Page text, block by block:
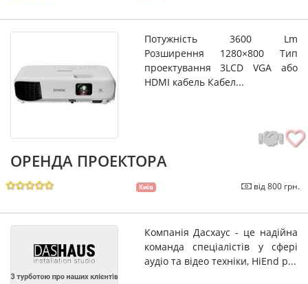
Потужність 3600 Lm
Розширення 1280×800 Тип
проектування 3LCD VGA або
HDMI кабель Кабел...
ОРЕНДА ПРОЕКТОРА
Київ від 800 грн.
Компанія Дасхаус - це надійна
команда спеціалістів у сфері
аудіо та відео техніки, HiEnd р...